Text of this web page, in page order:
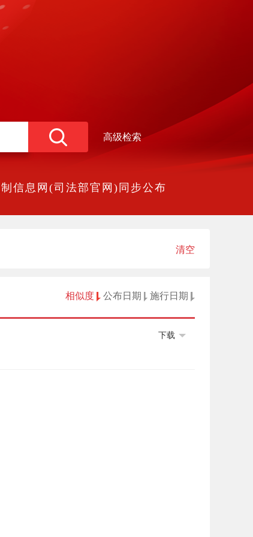
高级检索
信息网(司法部官网)同步公布
清空
相似度 公布日期 施行日期
下载